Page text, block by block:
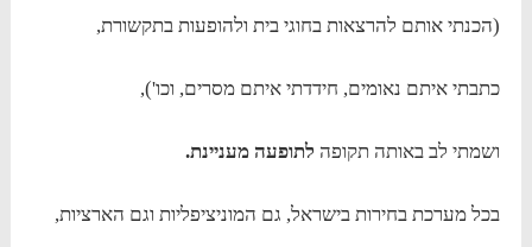
(הכנתי אותם להרצאות בחוגי בית ולהופעות בתקשורת,
כתבתי איתם נאומים, חידדתי איתם מסרים, וכו'),
ושמתי לב באותה תקופה לתופעה מעניינת.
בכל מערכת בחירות בישראל, גם המוניציפליות וגם הארציות,